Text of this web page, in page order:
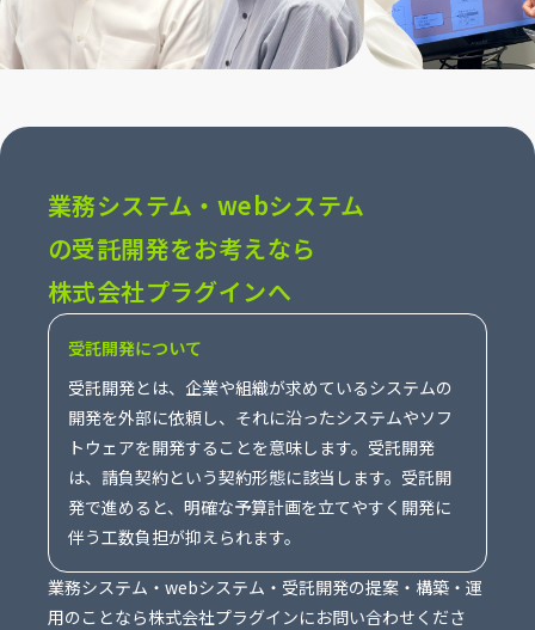
業務システム・webシステム
の受託開発をお考えなら
株式会社プラグインへ
受託開発について
受託開発とは、企業や組織が求めているシステムの
開発を外部に依頼し、それに沿ったシステムやソフ
トウェアを開発することを意味します。受託開発
は、請負契約という契約形態に該当します。受託開
発で進めると、明確な予算計画を立てやすく開発に
伴う工数負担が抑えられます。
業務システム・webシステム・受託開発の提案・構築・運
用のことなら株式会社プラグインにお問い合わせくださ